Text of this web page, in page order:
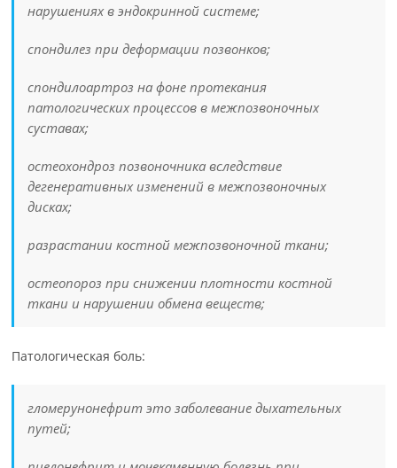
нарушениях в эндокринной системе;
спондилез при деформации позвонков;
спондилоартроз на фоне протекания
патологических процессов в межпозвоночных
суставах;
остеохондроз позвоночника вследствие
дегенеративных изменений в межпозвоночных
дисках;
разрастании костной межпозвоночной ткани;
остеопороз при снижении плотности костной
ткани и нарушении обмена веществ;
Патологическая боль:
гломерунонефрит это заболевание дыхательных
путей;